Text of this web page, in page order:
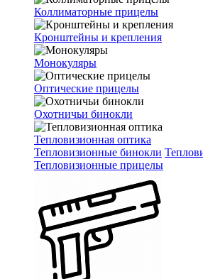
Коллиматорные прицелы
Кронштейны и крепления
Монокуляры
Оптические прицелы
Охотничьи бинокли
Тепловизионная оптика
Тепловизионные бинокли
Тепловизионные прицелы